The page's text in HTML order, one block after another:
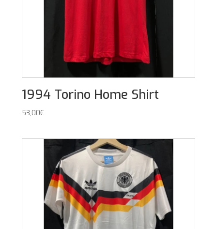
1994 Torino Home Shirt
53,00€